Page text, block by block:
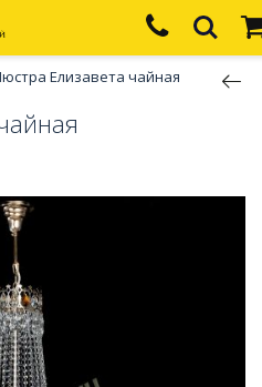
Елизавета чайная